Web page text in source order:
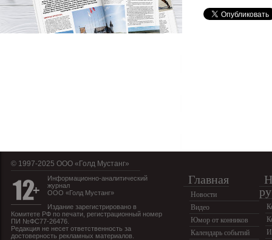
© 1997-2025 OOO «Голд Мустанг»
Информационно-аналитический
журнал
ООО «Голд Мустанг»
Издание зарегистрировано в
Комитете РФ по печати, регистрационный номер
ПИ №ФС77-26476.
Редакция не несет ответственность за
достоверность рекламных материалов.
Главная
Новости
Видео
Юмор от конников
Календарь событий